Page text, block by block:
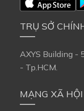
TRỤ SỞ
AXYS Building -
- Tp.HCM.
MẠNG XÃ HỘI